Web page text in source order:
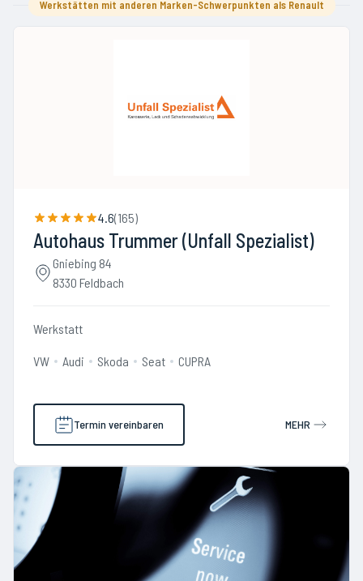
Werkstätten mit anderen Marken-Schwerpunkten als Renault
4.6(165)
Autohaus Trummer (Unfall Spezialist)
Gniebing 84
8330 Feldbach
Werkstatt
VW Audi Skoda Seat CUPRA
Termin vereinbaren MEHR